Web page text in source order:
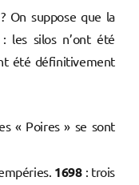
On suppose que la
les silos n’ont été
été définitivement
« Poires » se sont
1698: trois